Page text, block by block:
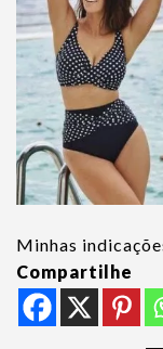
Minhas
Compartilhe